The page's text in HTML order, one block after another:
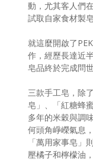
動，尤其客人們
試取自家食材製
就這麼開啟了
作，經歷長達近
皂品終於完成問世
三款手工皂，除
皂」、「紅糖蜂
多年的米穀與調
何頭角崢嶸氣息
「萬用家事皂」
壓橘子和檸檬油